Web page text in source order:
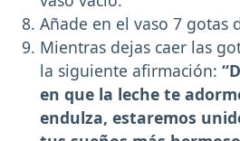
Añade en el vaso 7 gotas
Mientras dejas caer las
la siguiente afirmación:
en que la leche te
endulza, estaremos